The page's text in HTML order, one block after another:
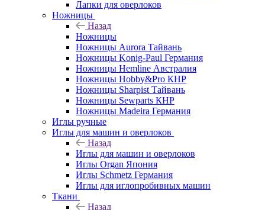
Лапки для оверлоков
Ножницы
Назад
Ножницы
Ножницы Aurora Тайвань
Ножницы Konig-Paul Германия
Ножницы Hemline Австралия
Ножницы Hobby&Pro КНР
Ножницы Sharpist Тайвань
Ножницы Sewparts КНР
Ножницы Madeira Германия
Иглы ручные
Иглы для машин и оверлоков
Назад
Иглы для машин и оверлоков
Иглы Organ Япония
Иглы Schmetz Германия
Иглы для иглопробивных машин
Ткани
Назад